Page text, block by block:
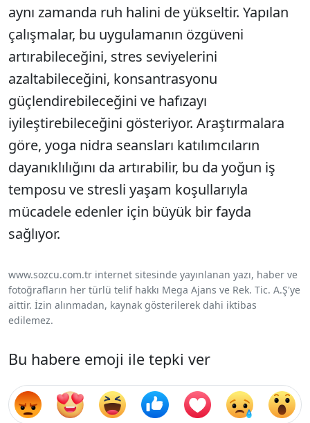
aynı zamanda ruh halini de yükseltir. Yapılan
çalışmalar, bu uygulamanın özgüveni
artırabileceğini, stres seviyelerini
azaltabileceğini, konsantrasyonu
güçlendirebileceğini ve hafızayı
iyileştirebileceğini gösteriyor. Araştırmalara
göre, yoga nidra seansları katılımcıların
dayanıklılığını da artırabilir, bu da yoğun iş
temposu ve stresli yaşam koşullarıyla
mücadele edenler için büyük bir fayda
sağlıyor.
www.sozcu.com.tr internet sitesinde yayınlanan yazı, haber ve
fotoğrafların her türlü telif hakkı Mega Ajans ve Rek. Tic. A.Ş'ye
aittir. İzin alınmadan, kaynak gösterilerek dahi iktibas
edilemez.
Bu habere emoji ile tepki ver